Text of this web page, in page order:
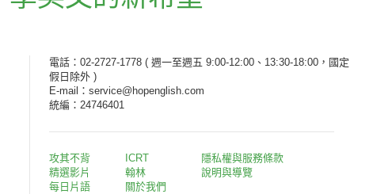
電話：02-2727-1778 ( 週一至週五 9:00-12:00、13:30-18:00，國定
假日除外 )
E-mail：service@hopenglish.com
統編：24746401
攻其不背
精選影片
每日片語
ICRT
翰林
關於我們
隱私權與服務條款
說明與導覽